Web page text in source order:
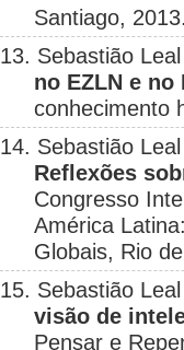
Santiago,
13. Sebastião
no EZLN e no
conhecimento
14. Sebastião
Reflexões
Congresso
América
Globais, Rio
15. Sebastião
visão de
Pensar e